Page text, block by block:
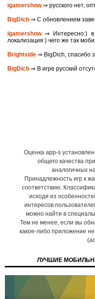
igamershow⇒ русского нет,
BigDich ⇒ С обновлением
igamershow⇒ Интересно:) в
локализация:) чего же так
Brightside ⇒ BigDich, спасибо
BigDich ⇒ В игре русский
Оценка app-s
общего качества
аналогичных
Принадлежность игр к
соответствию.
исходя из
интересов
можно найти в
Тем не менее, если вы
какое-либо приложение
ЛУЧШИЕ